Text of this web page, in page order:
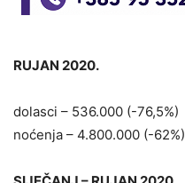
RUJAN 2020.
dolasci – 536.000 (-76,5%)
noćenja – 4.800.000 (-62%)